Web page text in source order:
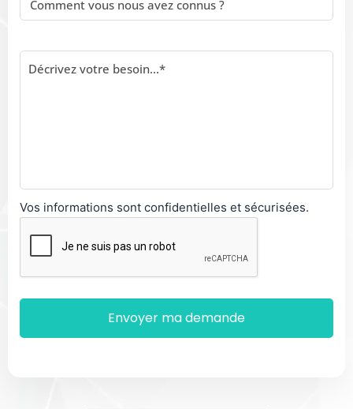
Vos informations sont confidentielles et sécurisées.